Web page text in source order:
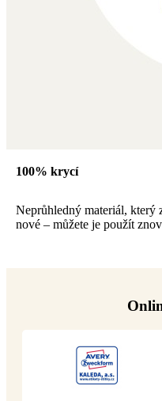
100% krycí
Neprůhledný materiál, který
nové – můžete je použít